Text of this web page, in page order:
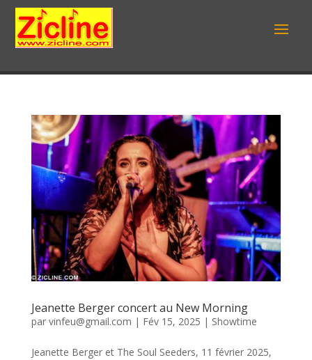
Jeanette Berger concert au New Morning
par vinfeu@gmail.com | Fév 15, 2025 | Showtime
Jeanette Berger et The Soul Seeders, 11 février 2025,